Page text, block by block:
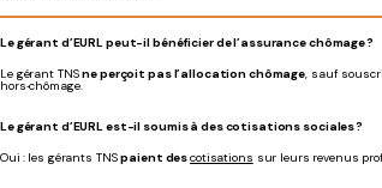
Le gérant d’EURL peut-il bénéficier de l’assurance chômage ?
Le gérant TNSne perçoit pas l’allocation chômage , sauf
hors‑chômage.
Le gérant d’EURL est-il soumis à des cotisations sociales ?
Oui : les gérants TNSpaient descotisations sur leurs revenus